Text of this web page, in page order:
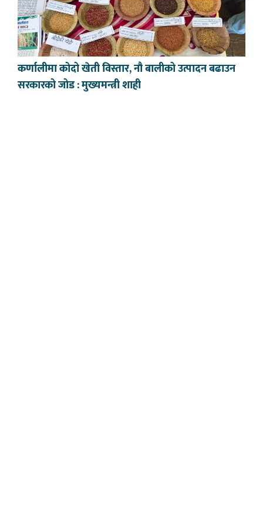
कर्णालीमा कोदो खेती विस्तार, नौ बालीको उत्पादन बढाउन
सरकारको जोड : मुख्यमन्त्री शाही